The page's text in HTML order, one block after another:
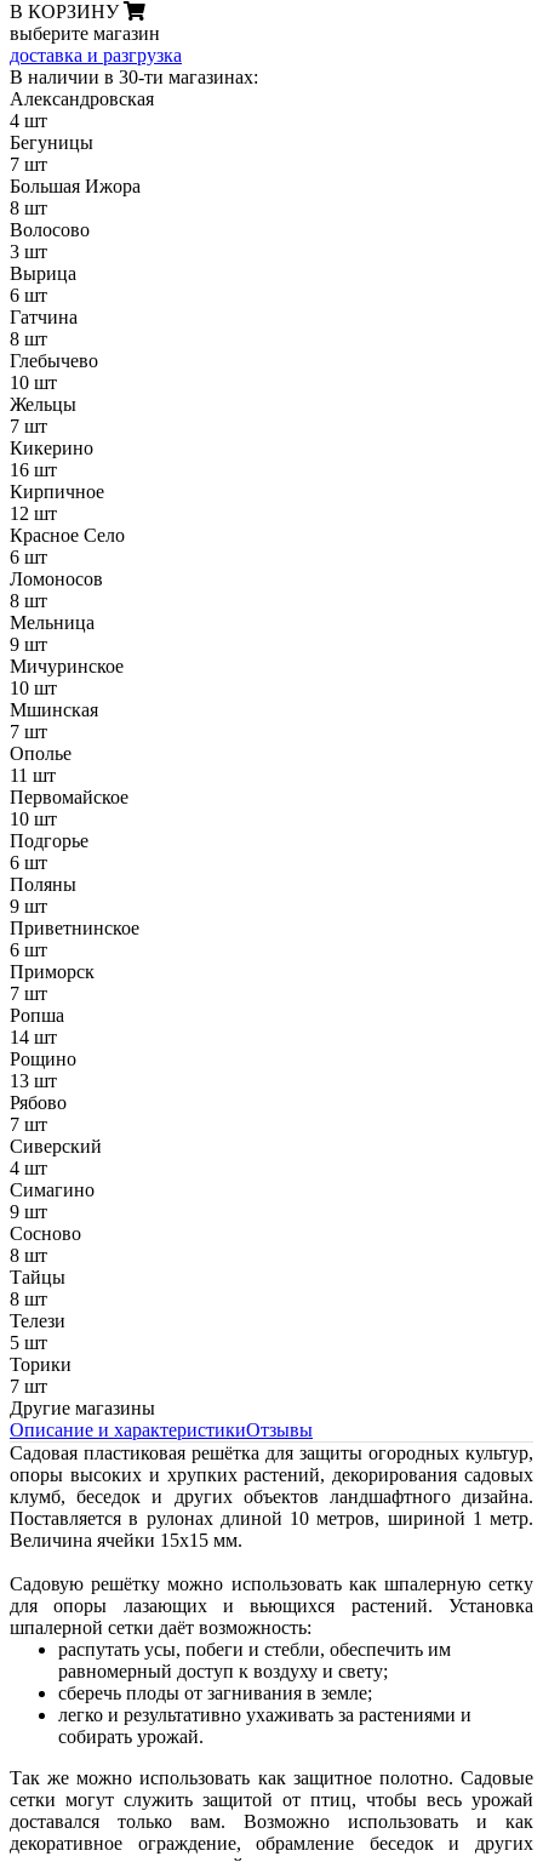
В КОРЗИНУ
выберите магазин
доставка и разгрузка
В наличии в 30-ти магазинах:
Александровская
4 шт
Бегуницы
7 шт
Большая Ижора
8 шт
Волосово
3 шт
Вырица
6 шт
Гатчина
8 шт
Глебычево
10 шт
Жельцы
7 шт
Кикерино
16 шт
Кирпичное
12 шт
Красное Село
6 шт
Ломоносов
8 шт
Мельница
9 шт
Мичуринское
10 шт
Мшинская
7 шт
Ополье
11 шт
Первомайское
10 шт
Подгорье
6 шт
Поляны
9 шт
Приветнинское
6 шт
Приморск
7 шт
Ропша
14 шт
Рощино
13 шт
Рябово
7 шт
Сиверский
4 шт
Симагино
9 шт
Сосново
8 шт
Тайцы
8 шт
Телези
5 шт
Торики
7 шт
Другие магазины
Описание и характеристикиОтзывы
Садовая пластиковая решётка для защиты огородных культур,
опоры высоких и хрупких растений, декорирования садовых
клумб, беседок и других объектов ландшафтного дизайна.
Поставляется в рулонах длиной 10 метров, шириной 1 метр.
Величина ячейки 15x15 мм.
Садовую решётку можно использовать как шпалерную сетку
для опоры лазающих и вьющихся растений. Установка
шпалерной сетки даёт возможность:
распутать усы, побеги и стебли, обеспечить им
равномерный доступ к воздуху и свету;
сберечь плоды от загнивания в земле;
легко и результативно ухаживать за растениями и
собирать урожай.
Так же можно использовать как защитное полотно. Садовые
сетки могут служить защитой от птиц, чтобы весь урожай
доставался только вам. Возможно использовать и как
декоративное ограждение, обрамление беседок и других